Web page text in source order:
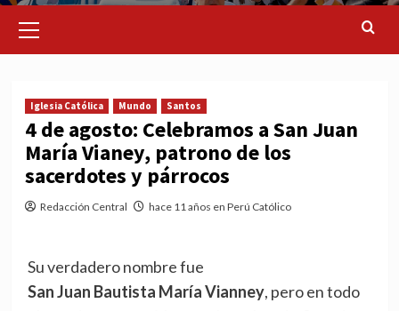
Menu
Iglesia Católica Mundo Santos
4 de agosto: Celebramos a San Juan
María Vianey, patrono de los
sacerdotes y párrocos
Redacción Central hace 11 años en Perú Católico
Su verdadero nombre fue
San Juan Bautista María Vianney, pero en todo